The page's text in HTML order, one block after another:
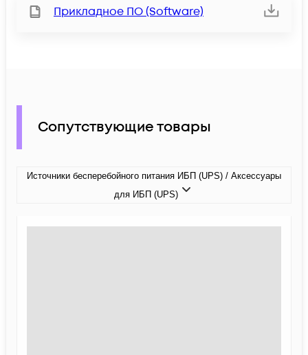
Прикладное ПО (Software)
Сопутствующие товары
Источники бесперебойного питания ИБП (UPS) / Аксессуары
для ИБП (UPS)